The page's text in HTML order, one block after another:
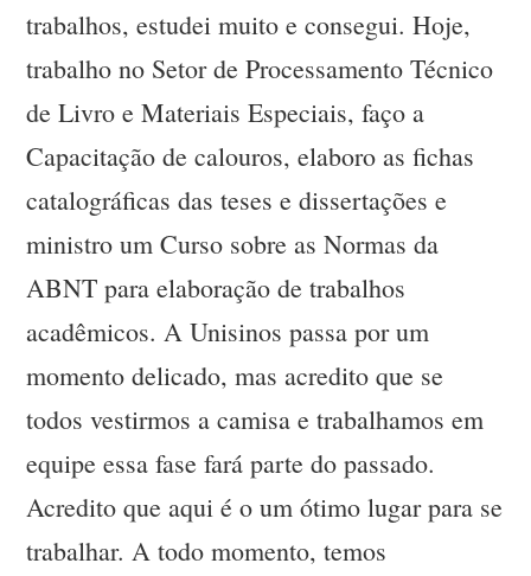
trabalhos, estudei muito e consegui. Hoje,
trabalho no Setor de Processamento Técnico
de Livro e Materiais Especiais, faço a
Capacitação de calouros, elaboro as fichas
catalográficas das teses e dissertações e
ministro um Curso sobre as Normas da
ABNT para elaboração de trabalhos
acadêmicos. A Unisinos passa por um
momento delicado, mas acredito que se
todos vestirmos a camisa e trabalhamos em
equipe essa fase fará parte do passado.
Acredito que aqui é o um ótimo lugar para se
trabalhar. A todo momento, temos